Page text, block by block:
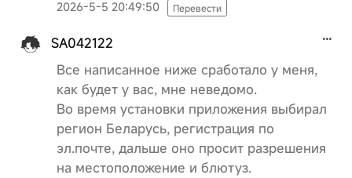
2026-5-5 20:49:50 Перевести
SA042122
Все написанное ниже сработало у меня,
как будет у вас, мне неведомо.
Во время установки приложения выбирал
регион Беларусь, регистрация по
эл.почте, дальше оно просит разрешения
на местоположение и блютуз.